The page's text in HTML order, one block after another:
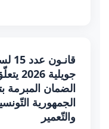
الجمهورية
والتّعمير